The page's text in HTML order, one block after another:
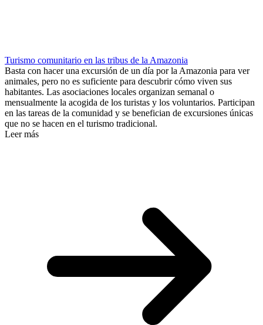
Turismo comunitario en las tribus de la Amazonia
Basta con hacer una excursión de un día por la Amazonia para ver
animales, pero no es suficiente para descubrir cómo viven sus
habitantes. Las asociaciones locales organizan semanal o
mensualmente la acogida de los turistas y los voluntarios. Participan
en las tareas de la comunidad y se benefician de excursiones únicas
que no se hacen en el turismo tradicional.
Leer más